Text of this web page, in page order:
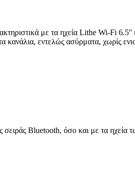
με τα ηχεία Lithe Wi-Fi
κανάλια, εντελώς ασύρματα, χωρίς
σειράς Bluetooth, όσο και με τα